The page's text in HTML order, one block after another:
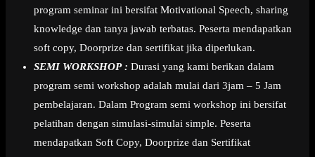
program seminar ini bersifat Motivational Speech, sharing
knowledge dan tanya jawab terbatas. Peserta mendapatkan
soft copy, Doorprize dan sertifikat jika diperlukan.
SEMI WORKSHOP : Durasi yang kami berikan dalam
program semi workshop adalah mulai dari 3jam – 5 Jam
pembelajaran. Dalam Program semi workshop ini bersifat
pelatihan dengan simulasi-simulai simple. Peserta
mendapatkan Soft Copy, Doorprize dan Sertifikat